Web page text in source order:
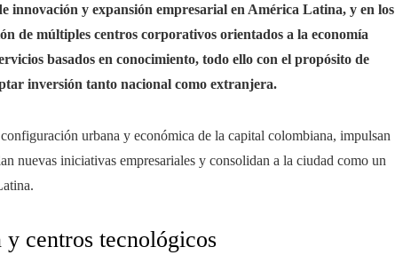
innovación y expansión empresarial en América Latina, y en los
de múltiples centros corporativos orientados a la economía
basados en conocimiento, todo ello con el propósito de
inversión tanto nacional como extranjera.
urbana y económica de la capital colombiana, impulsan
nuevas iniciativas empresariales y consolidan a la ciudad como un
centros tecnológicos